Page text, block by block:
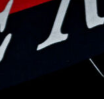
Preziosi, il
ragione all’ex